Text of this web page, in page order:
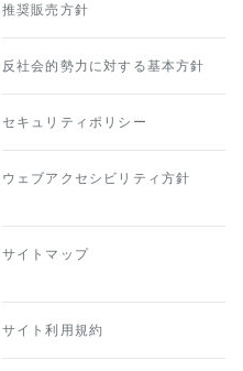
推奨販売方針
反社会的勢力に対する基本方針
セキュリティポリシー
ウェブアクセシビリティ方針
サイトマップ
サイト利用規約